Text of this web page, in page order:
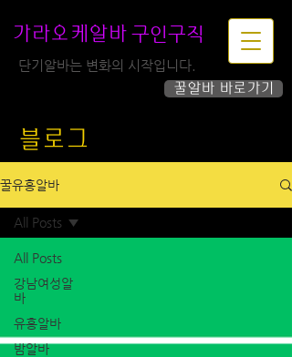
가라오케알바 구인구직
꿀알바 바로가기
단기알바는 변화의 시작입니다.
블로그
꿀유흥알바
All Posts
강남여성알
바
유흥알바
밤알바
All Posts